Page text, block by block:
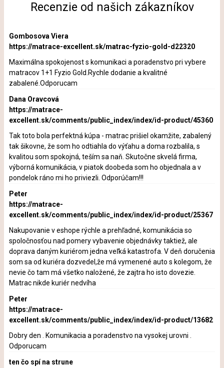
Recenzie od našich zákazníkov
Gombosova Viera
https://matrace-excellent.sk/matrac-fyzio-gold-d22320
Maximálna spokojenost s komunikaci a poradenstvo pri vybere
matracov 1+1 Fyzio Gold.Rychle dodanie a kvalitné
zabalené.Odporucam
Dana Oravcová
https://matrace-
excellent.sk/comments/public_index/index/id-product/45360
Tak toto bola perfektná kúpa - matrac prišiel okamžite, zabalený
tak šikovne, že som ho odtiahla do výťahu a doma rozbalila, s
kvalitou som spokojná, teším sa naň. Skutočne skvelá firma,
výborná komunikácia, v piatok doobeda som ho objednala a v
pondelok ráno mi ho priviezli. Odporúčam!!!
Peter
https://matrace-
excellent.sk/comments/public_index/index/id-product/25367
Nakupovanie v eshope rýchle a prehľadné, komunikácia so
spoločnosťou nad pomery vybavenie objednávky taktiež, ale
doprava daným kuriérom jedna veľká katastrofa. V deň doručenia
som sa od kuriéra dozvedel,že má vymenené auto s kolegom, že
nevie čo tam má všetko naložené, že zajtra ho isto dovezie.
Matrac nikde kuriér nedvíha
Peter
https://matrace-
excellent.sk/comments/public_index/index/id-product/13682
Dobry den . Komunikacia a poradenstvo na vysokej urovni .
Odporucam
ten čo spí na strune